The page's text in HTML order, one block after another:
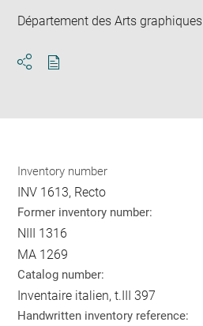
Département des Arts graphiques
Inventory number
INV 1613, Recto
Former inventory number:
NIII 1316
MA 1269
Catalog number:
Inventaire italien, t.III 397
Handwritten inventory reference: